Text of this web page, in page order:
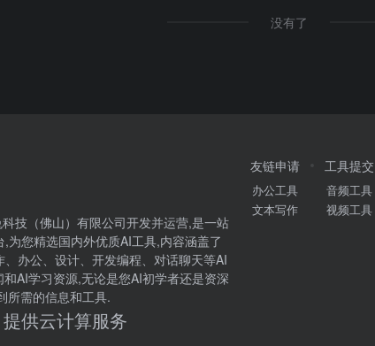
没有了
技（佛山）有限公司开发并运营,是一站
为您精选国内外优质AI工具,内容涵盖了
办公、设计、开发编程、对话聊天等AI
AI学习资源,无论是您AI初学者还是资深
所需的信息和工具.
提供云计算服务
友链申请
办公工具
文本写作
工具提交
音频工具
视频工具